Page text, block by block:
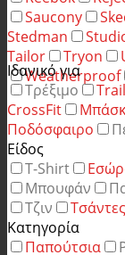
Saucony
Stedman
Tailor
Tryon
Weatherproof
Ιδανικό για
Τρέξιμο
CrossFit
Ποδόσφαιρο
Είδος
T-Shirt
Μπουφάν
Τζιν
Τσάντες
Κατηγορία
Παπούτσια